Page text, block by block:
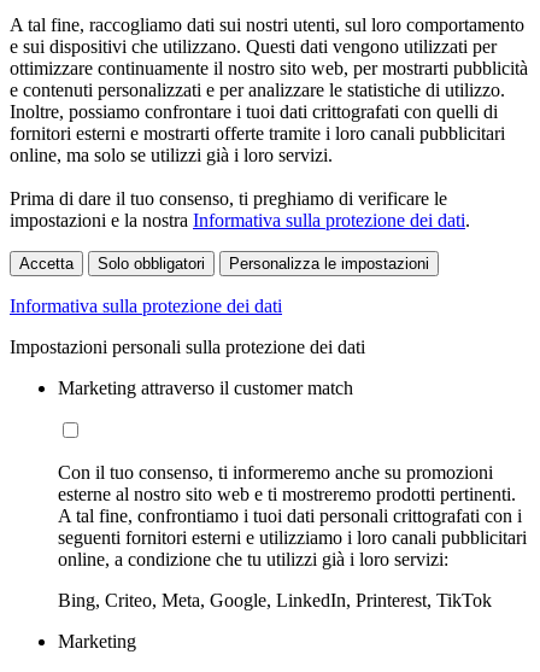
A tal fine, raccogliamo dati sui nostri utenti, sul loro comportamento
e sui dispositivi che utilizzano. Questi dati vengono utilizzati per
ottimizzare continuamente il nostro sito web, per mostrarti pubblicità
e contenuti personalizzati e per analizzare le statistiche di utilizzo.
Inoltre, possiamo confrontare i tuoi dati crittografati con quelli di
fornitori esterni e mostrarti offerte tramite i loro canali pubblicitari
online, ma solo se utilizzi già i loro servizi.
Prima di dare il tuo consenso, ti preghiamo di verificare le
impostazioni e la nostra Informativa sulla protezione dei dati.
Accetta Solo obbligatori Personalizza le impostazioni
Informativa sulla protezione dei dati
Impostazioni personali sulla protezione dei dati
Marketing attraverso il customer match
Con il tuo consenso, ti informeremo anche su promozioni
esterne al nostro sito web e ti mostreremo prodotti pertinenti.
A tal fine, confrontiamo i tuoi dati personali crittografati con i
seguenti fornitori esterni e utilizziamo i loro canali pubblicitari
online, a condizione che tu utilizzi già i loro servizi:
Bing, Criteo, Meta, Google, LinkedIn, Printerest, TikTok
Marketing